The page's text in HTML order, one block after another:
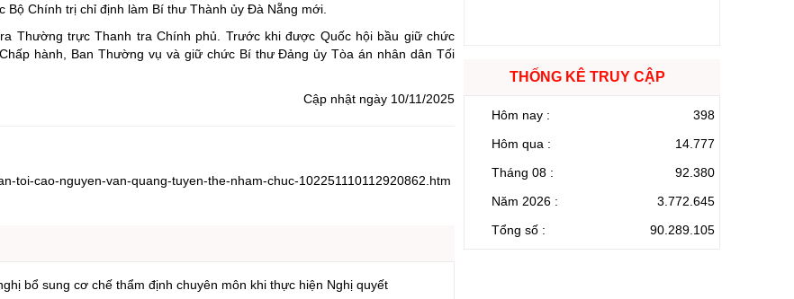
Chính trị chỉ định làm Bí thư Thành ủy Đà Nẵng mới.
Thường trực Thanh tra Chính phủ. Trước khi được Quốc hội bầu giữ chức
hành, Ban Thường vụ và giữ chức Bí thư Đảng ủy Tòa án nhân dân Tối
Cập nhật ngày 10/11/2025
toi-cao-nguyen-van-quang-tuyen-the-nham-chuc-102251110112920862.htm
bổ sung cơ chế thẩm định chuyên môn khi thực hiện Nghị quyết
THỐNG KÊ TRUY CẬP
Hôm nay :
398
Hôm qua :
14.777
Tháng 08 :
92.380
Năm 2026 :
3.772.645
Tổng số :
90.289.105